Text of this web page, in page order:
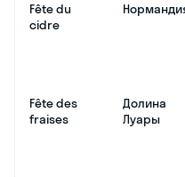
Fête du
cidre
Fête des
fraises
Долина
Луары